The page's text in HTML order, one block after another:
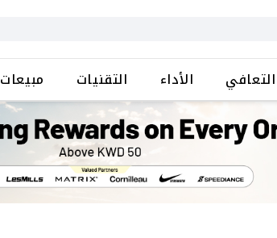
التعافي الأداء التقنيات مبيعات